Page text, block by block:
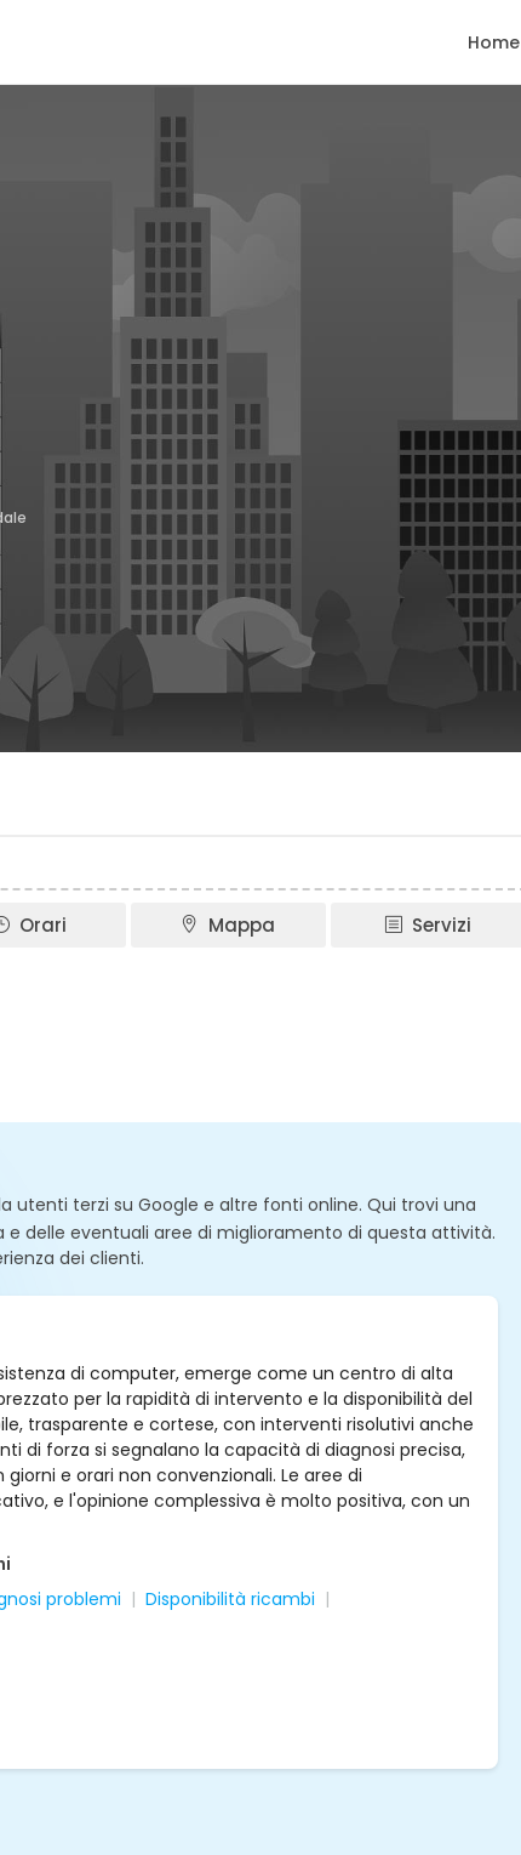
Home
Orari Mappa Servizi
terzi su Google e altre fonti online. Qui trovi una
delle eventuali aree di miglioramento di questa attività.
dei clienti.
di computer, emerge come un centro di alta
per la rapidità di intervento e la disponibilità del
trasparente e cortese, con interventi risolutivi anche
di forza si segnalano la capacità di diagnosi precisa,
e orari non convenzionali. Le aree di
e l'opinione complessiva è molto positiva, con un
problemi
Disponibilità ricambi